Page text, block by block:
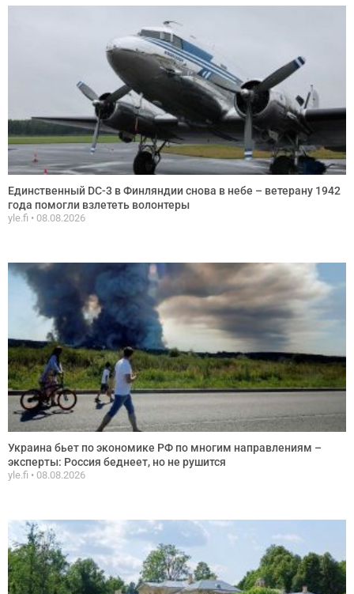
Единственный DC-3 в Финляндии снова в небе – ветерану 1942
года помогли взлететь волонтеры
yle.fi 08.08.2026
Украина бьет по экономике РФ по многим направлениям –
эксперты: Россия беднеет, но не рушится
yle.fi 08.08.2026